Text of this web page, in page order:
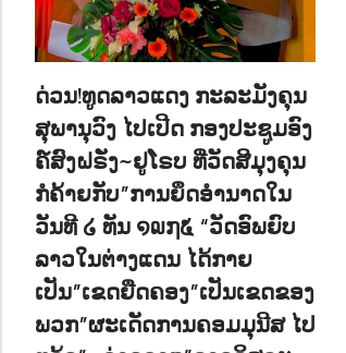
ດ່ວນ!ທູດລາວແດງ ກະລະມັງຄຸນ
ສຸພານຸວົງ ໄປເປີດ ກອງປະຊູມອົງ
ຄ໌ສົງຝຣັ່ງ~ຢູໂຣບ ທີ່ວັດສີມຸງຄຸນ
ກໍຄ້າຍກັບ”ການຍຶດອຳນາດໃນ
ວັນທີ ໒ ທັນ ໑໙໗໕ “ວັດອົພຍົບ
ລາວໃນຕ່າງແດນ ໄດ້ກາຍ
ເປັນ”ເຂດຍືດຄອງ”ເປັນເຂດຂອງ
ພວກ”ຜະເດັດການຄອມມຸນີສ ໄປ